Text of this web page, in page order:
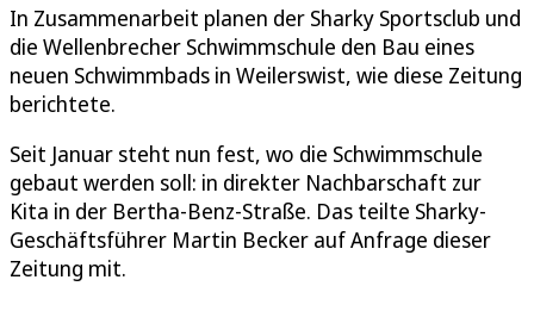
In Zusammenarbeit planen der Sharky Sportsclub und
die Wellenbrecher Schwimmschule den Bau eines
neuen Schwimmbads in Weilerswist, wie diese Zeitung
berichtete.
Seit Januar steht nun fest, wo die Schwimmschule
gebaut werden soll: in direkter Nachbarschaft zur
Kita in der Bertha-Benz-Straße. Das teilte Sharky-
Geschäftsführer Martin Becker auf Anfrage dieser
Zeitung mit.